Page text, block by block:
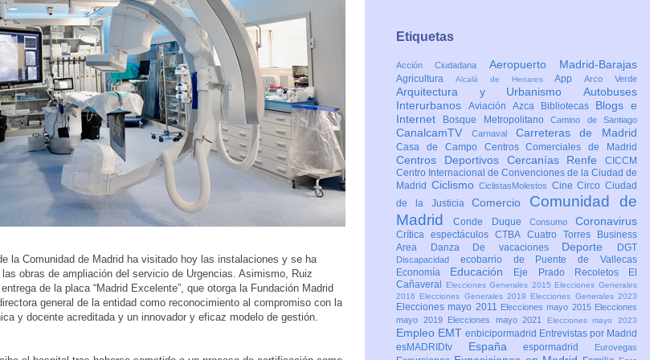
la Comunidad de Madrid ha visitado hoy las instalaciones y se ha
obras de ampliación del servicio de Urgencias. Asimismo, Ruiz
de la placa “Madrid Excelente”, que otorga la Fundación Madrid
general de la entidad como reconocimiento al compromiso con la
y docente acreditada y un innovador y eficaz modelo de gestión.
Etiquetas
Acción Ciudadana Aeropuerto Madrid-Barajas
Agricultura Alcalá de HenaresAppArco Verde
Arquitectura y Urbanismo Autobuses
Interurbanos Aviación Azca Bibliotecas Blogs e
Internet
Bosque MetropolitanoCamino de Santiago
CanalcamTV Carnaval Carreteras de Madrid
Casa de Campo Centros Comerciales de Madrid
Centros Deportivos Cercanías Renfe CICCM
Centro Internacional de Convenciones de la Ciudad de
Madrid CiclismoCiclistasMolestos CineCircoCiudad
de la JusticiaComercio Comunidad de
MadridConde Duque Consumo Coronavirus
Crítica espectáculosCTBA Cuatro Torres Business
Area
Danza De vacaciones Deporte DGT
Discapacidad ecobarrio de Puente de Vallecas
Economía Educación Eje Prado Recoletos
El
Cañaveral
Elecciones Generales 2015 Elecciones Generales
2016 Elecciones Generales 2019 Elecciones Generales 2023
Elecciones mayo 2011 Elecciones mayo 2015 Elecciones
mayo 2019
Elecciones mayo 2021 Elecciones mayo 2023
Empleo EMT enbicipormadrid Entrevistas por Madrid
esMADRIDtv Españaespormadrid Eurovegas